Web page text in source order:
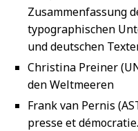
Zusammenfassung
typographischen
und deutschen
Christina Preiner
den Weltmeeren
Frank van Pernis
presse et